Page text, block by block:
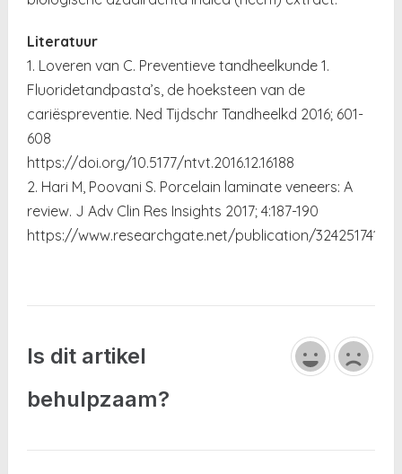
Literatuur
1. Loveren van C. Preventieve tandheelkunde 1.
Fluoridetandpasta’s, de hoeksteen van de
cariëspreventie. Ned Tijdschr Tandheelkd 2016; 601-
608
https://doi.org/10.5177/ntvt.2016.12.16188
2. Hari M, Poovani S. Porcelain laminate veneers: A
review. J Adv Clin Res Insights 2017; 4:187-190
https://www.researchgate.net/publication/
Is dit artikel
behulpzaam?